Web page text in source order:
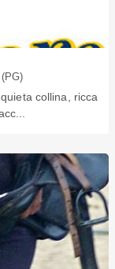
collina, ricca